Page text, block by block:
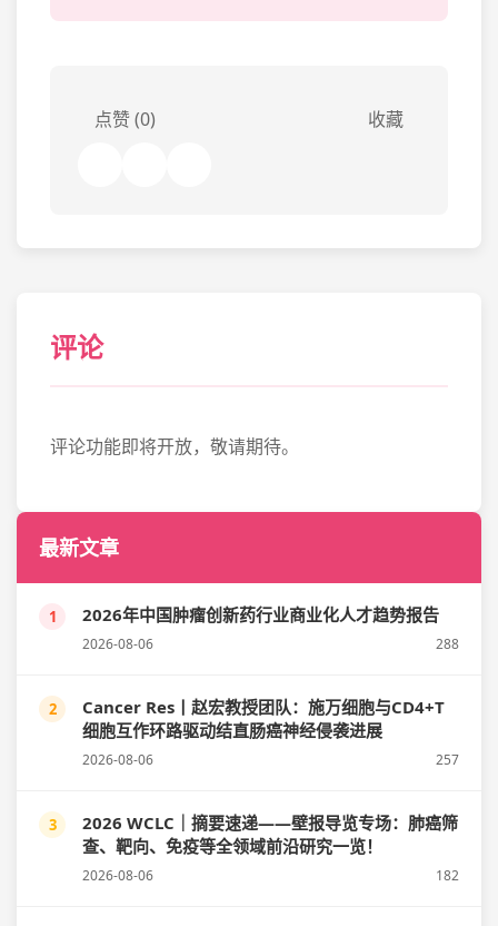
点赞 (0) 收藏
评论
评论功能即将开放，敬请期待。
最新文章
1 2026年中国肿瘤创新药行业商业化人才趋势报告
2026-08-06 288
2
Cancer Res丨赵宏教授团队：施万细胞与CD4+T
细胞互作环路驱动结直肠癌神经侵袭进展
2026-08-06 257
3
2026 WCLC｜摘要速递——壁报导览专场：肺癌筛
查、靶向、免疫等全领域前沿研究一览！
2026-08-06 182